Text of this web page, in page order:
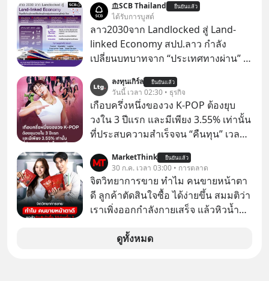
Dalio ชายผู้เคยทำนายวิกฤตเศรษฐกิจ
มาแล้วหลายต่อหลายครั้ง ออกมาส่ง
สัญญาณเตือนระเบิดเวลาลูกใหม่ที่
กำลังก่อตัวขึ้น จาก "ระเบิดหนี้สิน
AI" ที่ผู้คนกำลังแห่ไล่ราคาอย่างบ้าคลั่ง
บทเรียนจากประวัติศาสตร์ 500 ปี บอก
อะไรเรา? ระเบียบโลกกำลังจะเปลี่ยน
มือไปในทิศทางไหน? และเราควรรับมือ
อย่างไรก่อนที่ทุกอย่างจะสายเกินไป?
ร่วมเจาะลึกบทวิเคราะห์และข้อคิดการ
เงินฉบับ Dalio กันได้ใน EP. นี้
#RayDalio #สรุปบทเรียน #การเงินการ
ลงทุน #MissionToTheMoon
#MissionToTheMoonPodcast
SCB Thailand ยืนยันแล้ว
ได้รับการบูสต์
ลาว2030จาก Landlocked สู่ Land-
linked Economy สปป.ลาว กำลัง
เปลี่ยนบทบาทจาก “ประเทศทางผ่าน” สู่
ของอนุภูมิภาคลุ่มแม่น้ำโขง
ลงทุนเกิร์ล ยืนยันแล้ว
วันนี้ เวลา 02:30 • ธุรกิจ
เกือบครึ่งหนึ่งของวง K-POP ต้องยุบ
วงใน 3 ปีแรก และมีเพียง 3.55% เท่านั้น
ที่ประสบความสำเร็จจน “คืนทุน” เวลา
เห็นภาพความสำเร็จที่หรูหรา คอนเสิร์ต
สเกลใหญ่ระดับสเตเดียม และยอดขา
ยอัลบัมถล่มทลายจากวงตัวท็อปอย่าง
BTS, BLACKPINK หรือ SEVENTEEN
MarketThink ยืนยันแล้ว
30 ก.ค. เวลา 03:00 • การตลาด
จิตวิทยาการขาย ทำไม คนขายหน้าตา
ดี ลูกค้าตัดสินใจซื้อ ได้ง่ายขึ้น สมมติว่า
เราเพิ่งออกกำลังกายเสร็จ แล้วหิวน้ำ
ขายของเหมือนกันทุกอย่าง
ดูทั้งหมด